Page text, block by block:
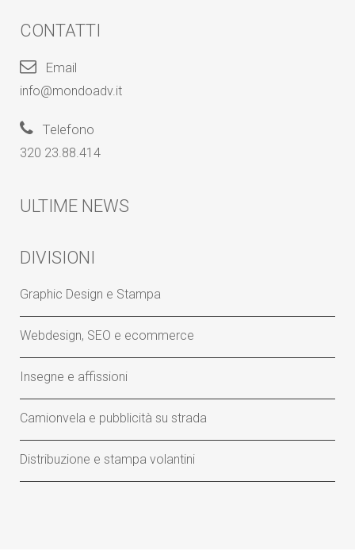
CONTATTI
Email
info@mondoadv.it
Telefono
320 23.88.414
ULTIME NEWS
DIVISIONI
Graphic Design e Stampa
Webdesign, SEO e ecommerce
Insegne e affissioni
Camionvela e pubblicità su strada
Distribuzione e stampa volantini